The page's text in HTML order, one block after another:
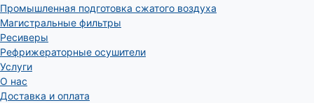
Промышленная подготовка сжатого воздуха
Магистральные фильтры
Ресиверы
Рефрижераторные осушители
Услуги
О нас
Доставка и оплата